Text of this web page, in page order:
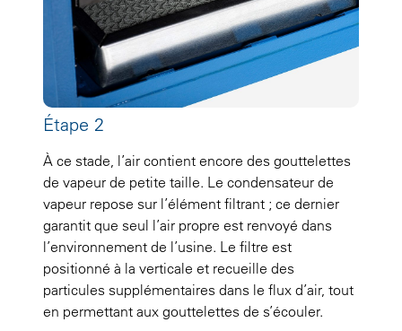
Étape 2
À ce stade, l’air contient encore des gouttelettes
de vapeur de petite taille. Le condensateur de
vapeur repose sur l’élément filtrant ; ce dernier
garantit que seul l’air propre est renvoyé dans
l’environnement de l’usine. Le filtre est
positionné à la verticale et recueille des
particules supplémentaires dans le flux d’air, tout
en permettant aux gouttelettes de s’écouler.